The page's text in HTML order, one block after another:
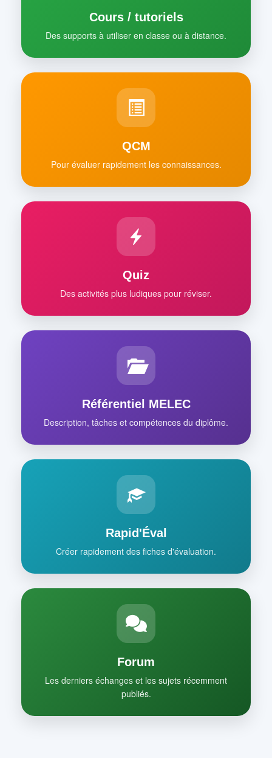
Cours / tutoriels
Des supports à utiliser en classe ou à distance.
QCM
Pour évaluer rapidement les connaissances.
Quiz
Des activités plus ludiques pour réviser.
Référentiel MELEC
Description, tâches et compétences du diplôme.
Rapid'Éval
Créer rapidement des fiches d'évaluation.
Forum
Les derniers échanges et les sujets récemment
publiés.